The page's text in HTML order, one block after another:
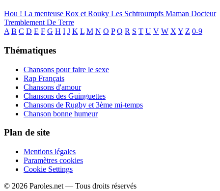
Hou ! La menteuse Rox et Rouky Les Schtroumpfs Maman Docteur
Tremblement De Terre
A B C D E F G H I J K L M N O P Q R S T U V W X Y Z 0-9
Thématiques
Chansons pour faire le sexe
Rap Français
Chansons d'amour
Chansons des Guinguettes
Chansons de Rugby et 3ème mi-temps
Chanson bonne humeur
Plan de site
Mentions légales
Paramètres cookies
Cookie Settings
© 2026 Paroles.net — Tous droits réservés